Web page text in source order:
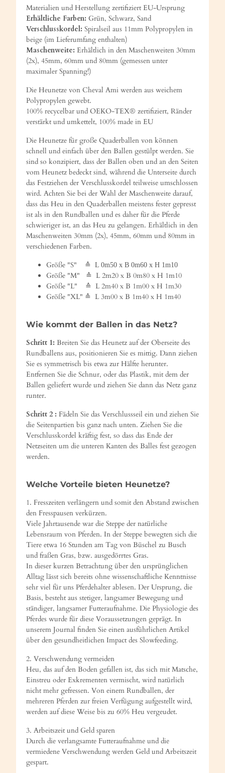
Materialien und Herstellung zertifiziert EU-Ursprung
Erhältliche Farben: Grün, Schwarz, Sand
Verschlusskordel: Spiralseil aus 11mm Polypropylen in
beige (im Lieferumfang enthalten)
Maschenweite: Erhältlich in den Maschenweiten 30mm
(2x), 45mm, 60mm und 80mm (gemessen unter
maximaler Spanning!)
Die Heunetze von Cheval Ami werden aus weichem
Polypropylen gewebt.
100% recycelbar und OEKO-TEX® zertifiziert, Ränder
verstärkt und umkettelt, 100% made in EU
Die Heunetze für große Quaderballen von können
schnell und einfach über den Ballen gestülpt werden. Sie
sind so konzipiert, dass der Ballen oben und an den Seiten
vom Heunetz bedeckt sind, während die Unterseite durch
das Festziehen der Verschlusskordel teilweise umschlossen
wird. Achten Sie bei der Wahl der Maschenweite darauf,
dass das Heu in den Quaderballen meistens fester gepresst
ist als in den Rundballen und es daher für die Pferde
schwieriger ist, an das Heu zu gelangen. Erhältlich in den
Maschenweiten 30mm (2x), 45mm, 60mm und 80mm in
verschiedenen Farben.
Größe "S" ≙ L 0m50 x B 0m60 x H 1m10
Größe "M" ≙ L 2m20 x B 0m80 x H 1m10
Größe "L" ≙ L 2m40 x B 1m00 x H 1m30
Größe "XL" ≙ L 3m00 x B 1m40 x H 1m40
Wie kommt der Ballen in das Netz?
Schritt 1: Breiten Sie das Heunetz auf der Oberseite des
Rundballens aus, positionieren Sie es mittig. Dann ziehen
Sie es symmetrisch bis etwa zur Hälfte herunter.
Entfernen Sie die Schnur, oder das Plastik, mit dem der
Ballen geliefert wurde und ziehen Sie dann das Netz ganz
runter.
Schritt 2 : Fädeln Sie das Verschlussseil ein und ziehen Sie
die Seitenpartien bis ganz nach unten. Ziehen Sie die
Verschlusskordel kräftig fest, so dass das Ende der
Netzseiten um die unteren Kanten des Balles fest gezogen
werden.
Welche Vorteile bieten Heunetze?
1. Fresszeiten verlängern und somit den Abstand zwischen
den Fresspausen verkürzen.
Viele Jahrtausende war die Steppe der natürliche
Lebensraum von Pferden. In der Steppe bewegten sich die
Tiere etwa 16 Stunden am Tag von Büschel zu Busch
und fraßen Gras, bzw. ausgedörrtes Gras.
In dieser kurzen Betrachtung über den ursprünglichen
Alltag lässt sich bereits ohne wissenschaftliche Kenntnisse
sehr viel für uns Pferdehalter ablesen. Der Ursprung, die
Basis, besteht aus stetiger, langsamer Bewegung und
ständiger, langsamer Futteraufnahme. Die Physiologie des
Pferdes wurde für diese Voraussetzungen geprägt. In
unserem Journal finden Sie einen ausführlichen Artikel
über den gesundheitlichen Impact des Slowfeeding.
2. Verschwendung vermeiden
Heu, das auf den Boden gefallen ist, das sich mit Matsche,
Einstreu oder Exkrementen vermischt, wird natürlich
nicht mehr gefressen. Von einem Rundballen, der
mehreren Pferden zur freien Verfügung aufgestellt wird,
werden auf diese Weise bis zu 60% Heu vergeudet.
3. Arbeitszeit und Geld sparen
Durch die verlangsamte Futteraufnahme und die
vermiedene Verschwendung werden Geld und Arbeitszeit
gespart.